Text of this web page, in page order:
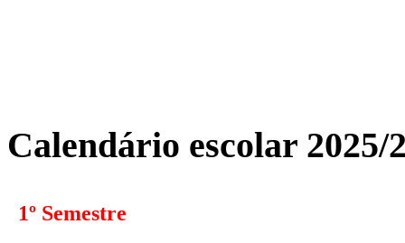
Calendário escolar 2025/
1º Semestre